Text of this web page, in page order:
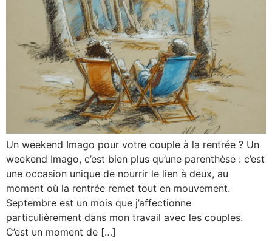
Un weekend Imago pour votre couple à la rentrée ? Un
weekend Imago, c’est bien plus qu’une parenthèse : c’est
une occasion unique de nourrir le lien à deux, au
moment où la rentrée remet tout en mouvement.
Septembre est un mois que j’affectionne
particulièrement dans mon travail avec les couples.
C’est un moment de […]